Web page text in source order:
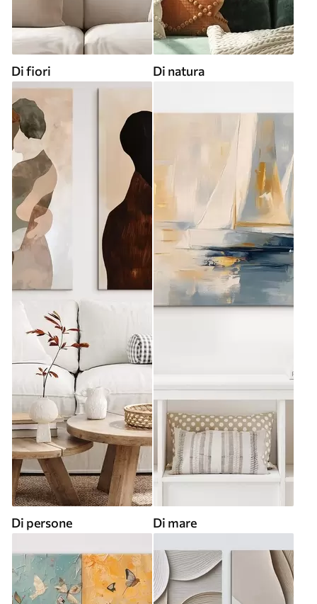
Di fiori Di natura
Di persone Di mare